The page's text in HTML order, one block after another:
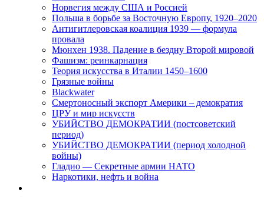
Норвегия между США и Россией
Польша в борьбе за Восточную Европу, 1920–2020
Антигитлеровская коалиция 1939 — формула
провала
Мюнхен 1938. Падение в бездну Второй мировой
Фашизм: реинкарнация
Теория искусства в Италии 1450–1600
Грязные войны
Blackwater
Смертоносный экспорт Америки – демократия
ЦРУ и мир искусств
УБИЙСТВО ДЕМОКРАТИИ (постсоветский
период)
УБИЙСТВО ДЕМОКРАТИИ (период холодной
войны)
Гладио — Секретные армии НАТО
Наркотики, нефть и война